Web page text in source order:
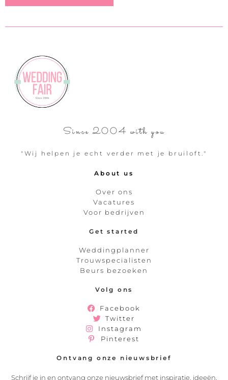
Since 2004 with you
"Wij helpen je echt verder met je bruiloft."
About us
Over ons
Vacatures
Voor bedrijven
Get started
Weddingplanner
Trouwspecialisten
Beurs bezoeken
Volg ons
Facebook
Twitter
Instagram
Pinterest
Ontvang onze nieuwsbrief
Schrijf je in en ontvang onze nieuwsbrief met inspiratie, ideeën,